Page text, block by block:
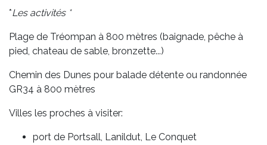
*Les activités *
Plage de Tréompan à 800 mètres (baignade, pêche à
pied, chateau de sable, bronzette...)
Chemin des Dunes pour balade détente ou randonnée
GR34 à 800 mètres
Villes les proches à visiter:
port de Portsall, Lanildut, Le Conquet